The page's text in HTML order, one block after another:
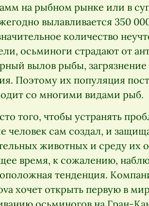
на рыбном рынке или в
вылавливается 350
количество
осьминоги страдают от
вылов рыбы,
Поэтому их популяция
со многими видами рыб.
того, чтобы устранять
человек сам создал, и
животных и среду их
время, к сожалению,
тенденция.
хочет открыть первую в